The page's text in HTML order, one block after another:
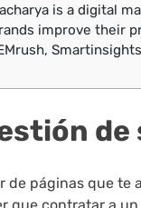
is a digital
improve their
de páginas que te
que contratar a un